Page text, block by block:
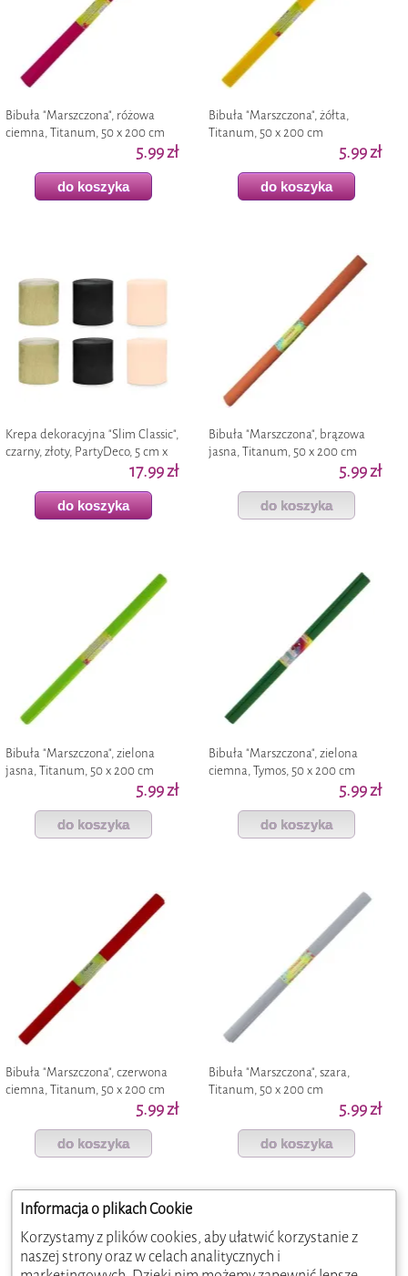
Bibuła "Marszczona", różowa
ciemna, Titanum, 50 x 200 cm
5.99 zł
do koszyka
Bibuła "Marszczona", żółta,
Titanum, 50 x 200 cm
5.99 zł
do koszyka
Krepa dekoracyjna "Slim Classic",
czarny, złoty, PartyDeco, 5 cm x
17.99 zł
do koszyka
Bibuła "Marszczona", brązowa
jasna, Titanum, 50 x 200 cm
5.99 zł
do koszyka
Bibuła "Marszczona", zielona
jasna, Titanum, 50 x 200 cm
5.99 zł
do koszyka
Bibuła "Marszczona", zielona
ciemna, Tymos, 50 x 200 cm
5.99 zł
do koszyka
Bibuła "Marszczona", czerwona
ciemna, Titanum, 50 x 200 cm
5.99 zł
do koszyka
Bibuła "Marszczona", szara,
Titanum, 50 x 200 cm
5.99 zł
do koszyka
Informacja o plikach Cookie
Korzystamy z plików cookies, aby ułatwić korzystanie z
naszej strony oraz w celach analitycznych i